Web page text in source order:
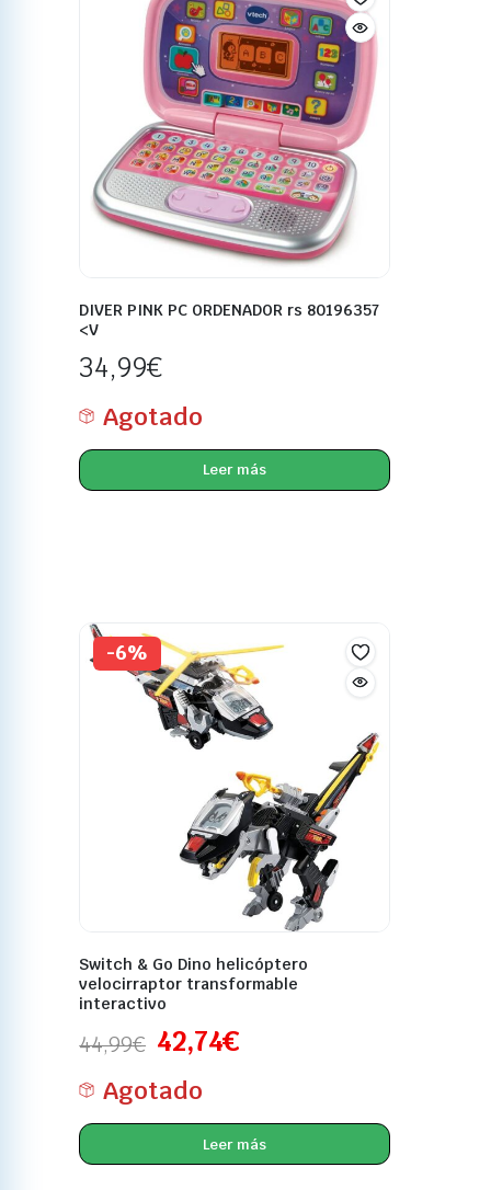
DIVER PINK PC ORDENADOR rs 80196357
<V
34,99€
Agotado
Leer más
-6%
Switch & Go Dino helicóptero
velocirraptor transformable
interactivo
44,99€ 42,74€
Agotado
Leer más